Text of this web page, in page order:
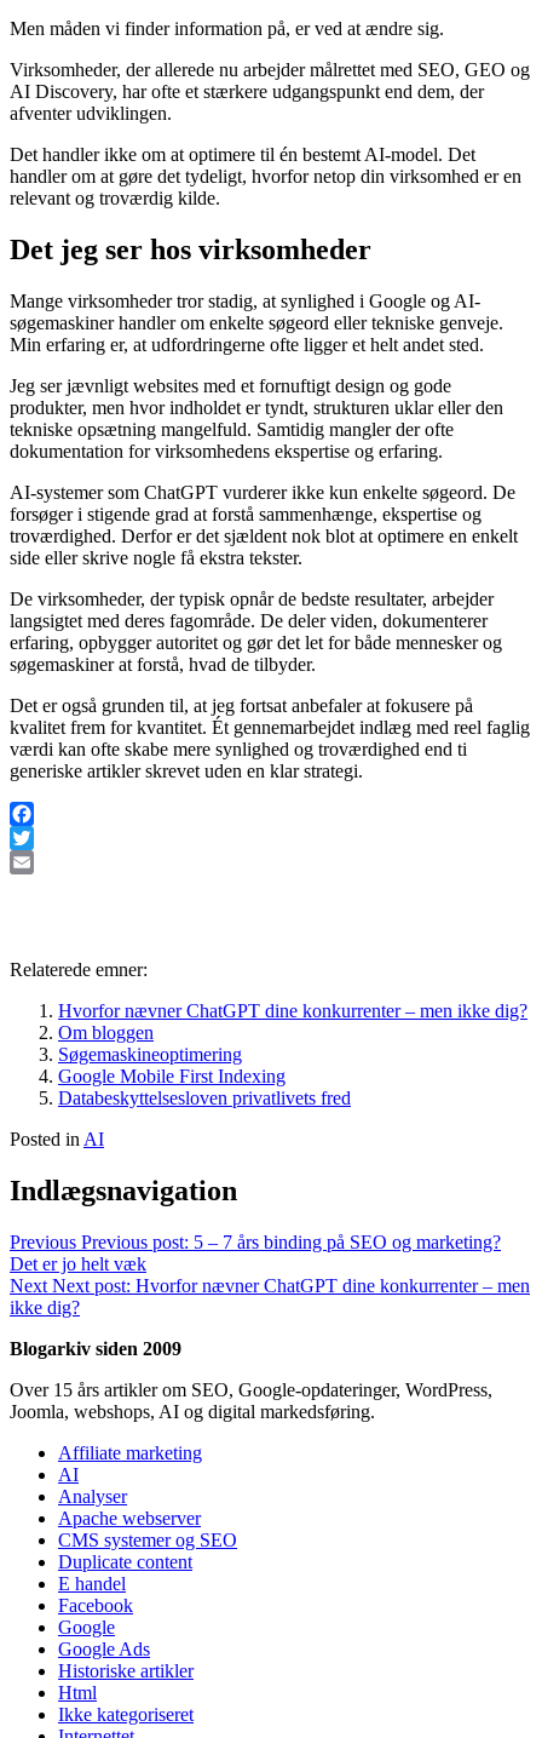
Men måden vi finder information på, er ved at ændre sig.
Virksomheder, der allerede nu arbejder målrettet med SEO, GEO og
AI Discovery, har ofte et stærkere udgangspunkt end dem, der
afventer udviklingen.
Det handler ikke om at optimere til én bestemt AI-model. Det
handler om at gøre det tydeligt, hvorfor netop din virksomhed er en
relevant og troværdig kilde.
Det jeg ser hos virksomheder
Mange virksomheder tror stadig, at synlighed i Google og AI-
søgemaskiner handler om enkelte søgeord eller tekniske genveje.
Min erfaring er, at udfordringerne ofte ligger et helt andet sted.
Jeg ser jævnligt websites med et fornuftigt design og gode
produkter, men hvor indholdet er tyndt, strukturen uklar eller den
tekniske opsætning mangelfuld. Samtidig mangler der ofte
dokumentation for virksomhedens ekspertise og erfaring.
AI-systemer som ChatGPT vurderer ikke kun enkelte søgeord. De
forsøger i stigende grad at forstå sammenhænge, ekspertise og
troværdighed. Derfor er det sjældent nok blot at optimere en enkelt
side eller skrive nogle få ekstra tekster.
De virksomheder, der typisk opnår de bedste resultater, arbejder
langsigtet med deres fagområde. De deler viden, dokumenterer
erfaring, opbygger autoritet og gør det let for både mennesker og
søgemaskiner at forstå, hvad de tilbyder.
Det er også grunden til, at jeg fortsat anbefaler at fokusere på
kvalitet frem for kvantitet. Ét gennemarbejdet indlæg med reel faglig
værdi kan ofte skabe mere synlighed og troværdighed end ti
generiske artikler skrevet uden en klar strategi.
Facebook
Twitter
Relaterede emner:
Hvorfor nævner ChatGPT dine konkurrenter – men ikke dig?
Om bloggen
Søgemaskineoptimering
Google Mobile First Indexing
Databeskyttelsesloven privatlivets fred
Posted in AI
Indlægsnavigation
Previous Previous post: 5 – 7 års binding på SEO og marketing?
Det er jo helt væk
Next Next post: Hvorfor nævner ChatGPT dine konkurrenter – men
ikke dig?
Blogarkiv siden 2009
Over 15 års artikler om SEO, Google-opdateringer, WordPress,
Joomla, webshops, AI og digital markedsføring.
Affiliate marketing
AI
Analyser
Apache webserver
CMS systemer og SEO
Duplicate content
E handel
Facebook
Google
Google Ads
Historiske artikler
Html
Ikke kategoriseret